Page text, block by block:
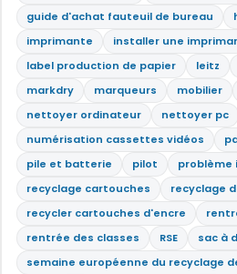
guide d'achat fauteuil de bureau
imprimante
installer une
label production de papier
leitz
markdry
marqueurs mobilier
nettoyer ordinateur
nettoyer pc
numérisation cassettes vidéos
pile et batterie
pilot
problème
recyclage cartouches
recyclage
recycler cartouches d'encre
rentrée des classes
RSE
sac à
semaine européenne du recyclage